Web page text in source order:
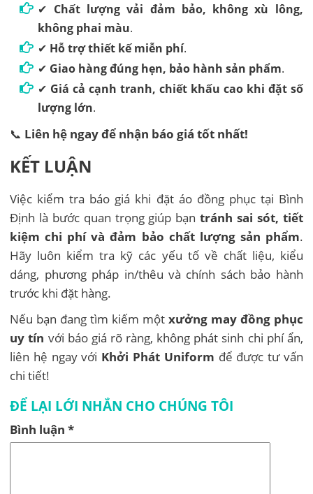
✔ Chất lượng vải đảm bảo, không xù lông,
không phai màu.
✔ Hỗ trợ thiết kế miễn phí.
✔ Giao hàng đúng hẹn, bảo hành sản phẩm.
✔ Giá cả cạnh tranh, chiết khấu cao khi đặt số
lượng lớn.
📞 Liên hệ ngay để nhận báo giá tốt nhất!
KẾT LUẬN
Việc kiểm tra báo giá khi đặt áo đồng phục tại Bình
Định là bước quan trọng giúp bạntránh sai sót, tiết
kiệm chi phí và đảm bảo chất lượng sản phẩm.
Hãy luôn kiểm tra kỹ các yếu tố về chất liệu, kiểu
dáng, phương pháp in/thêu và chính sách bảo hành
trước khi đặt hàng.
Nếu bạn đang tìm kiếm một xưởng may đồng phục
uy tín với báo giá rõ ràng, không phát sinh chi phí ẩn,
liên hệ ngay với Khởi Phát Uniform để được tư vấn
chi tiết!
ĐỂ LẠI LỚI NHẮN CHO CHÚNG TÔI
Bình luận*